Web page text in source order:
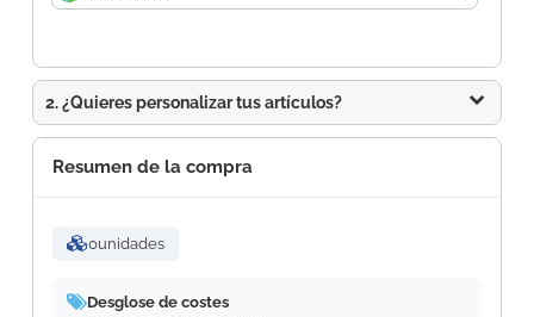
2. ¿Quieres personalizar tus artículos?
Resumen de la compra
0unidades
Desglose de costes